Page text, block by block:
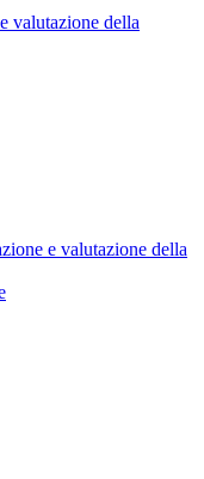
valutazione della
e valutazione della